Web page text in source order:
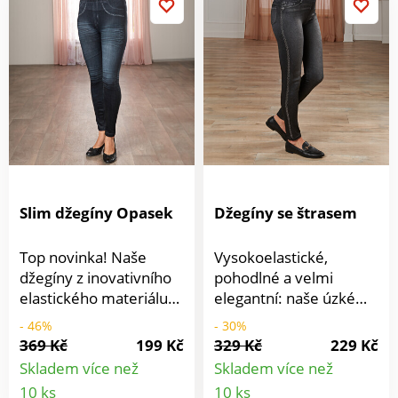
Slim džegíny Opasek
Top novinka! Naše
džegíny z inovativního
elastického materiálu
jsou nyní k dispozici ve
2 kvalitách: letní
džegíny s tištěnými
knoflíky a kapsami a
- 46%
369 Kč
199 Kč
Skladem více než
10 ks
Džegíny se štrasem
Vysokoelastické,
pohodlné a velmi
elegantní: naše úzké
džegíny s třpytivými
lampasy s kamínky
Skutečně zeštíhlující
kousek, který dokonale
- 30%
329 Kč
229 Kč
Skladem více než
10 ks